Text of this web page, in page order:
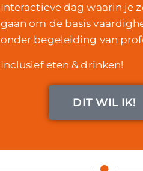
Interactieve dag waarin je
gaan om de basis
onder begeleiding van
Inclusief eten & drinken!
DIT WIL IK!